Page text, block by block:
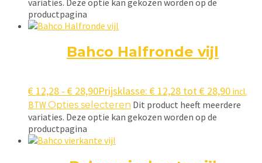
variaties. Deze optie kan gekozen worden op de
productpagina
Bahco Halfronde vijl
€ 12,28 - € 28,90Prijsklasse: € 12,28 tot € 28,90 incl.
BTWOpties selecteren Dit product heeft meerdere
variaties. Deze optie kan gekozen worden op de
productpagina